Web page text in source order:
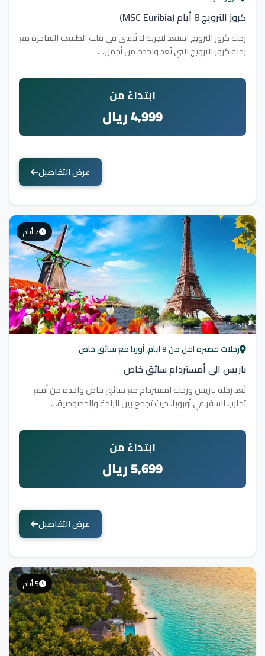
كروز النرويج 8 أيام (MSC Euribia)
رحلة كروز النرويج استعد لتجربة لا تُنسى في قلب الطبيعة الساحرة مع
رحلة كروز النرويج التي تُعد واحدة من أجمل…
ابتداءً من
4,999 ريال
عرض التفاصيل
7 أيام
رحلات قصيرة اقل من 8 ايام, أوربا مع سائق خاص
باريس الى أمستردام سائق خاص
تُعد رحلة باريس ورحلة امستردام مع سائق خاص واحدة من أمتع
تجارب السفر في أوروبا، حيث تجمع بين الراحة والخصوصية…
ابتداءً من
5,699 ريال
عرض التفاصيل
5 أيام